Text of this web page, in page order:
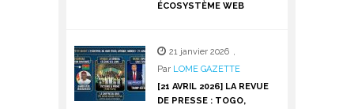
ÉCOSYSTÈME WEB
21 janvier 2026 ,
Par LOME GAZETTE
[21 AVRIL 2026] LA REVUE
DE PRESSE : TOGO,